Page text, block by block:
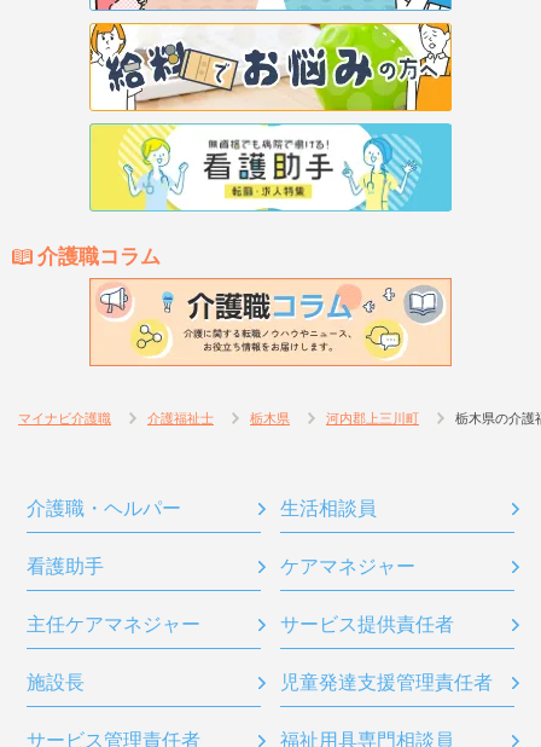
介護職コラム
マイナビ介護職 介護福祉士 栃木県 河内郡上三川町 栃木県の介護
介護職・ヘルパー 生活相談員
看護助手 ケアマネジャー
主任ケアマネジャー サービス提供責任者
施設長 児童発達支援管理責任者
サービス管理責任者 福祉用具専門相談員